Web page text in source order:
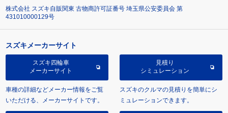
株式会社 スズキ自販関東 古物商許可証番号 埼玉県公安委員会 第
431010000129号
スズキメーカーサイト
スズキ四輪車
メーカーサイト
車種の詳細などメーカー情報をご覧
いただける、メーカーサイトです。
見積り
シミュレーション
スズキのクルマの見積りを簡単にシ
ミュレーションできます。